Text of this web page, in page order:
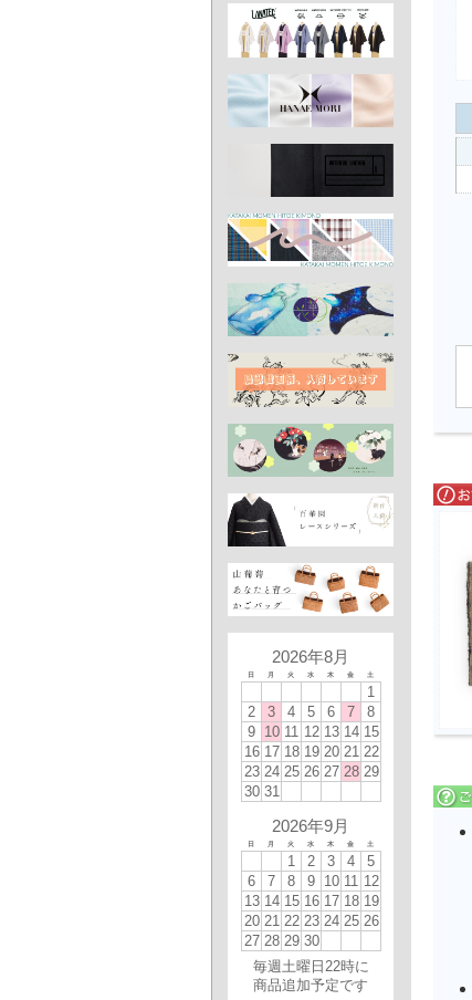
2026年8月
日 月 火 水 木 金 土
1
2
3 4 5 6 7
8
9 10 11 12 13 14 15
16 17 18 19 20 21 22
23 24 25 26 27 28 29
30 31
2026年9月
日 月 火 水 木 金 土
1 2 3 4
5
6
7 8 9 10 11 12
13 14 15 16 17 18 19
20 21 22 23 24 25 26
27 28 29 30
毎週土曜日22時に
商品追加予定です